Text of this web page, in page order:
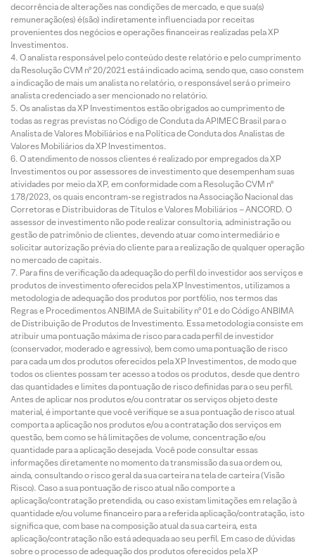
decorrência de alterações nas condições de mercado, e que sua(s)
remuneração(es) é(são) indiretamente influenciada por receitas
provenientes dos negócios e operações financeiras realizadas pela XP
Investimentos.
O analista responsável pelo conteúdo deste relatório e pelo cumprimento
da Resolução CVM nº 20/2021 está indicado acima, sendo que, caso constem
a indicação de mais um analista no relatório, o responsável será o primeiro
analista credenciado a ser mencionado no relatório.
Os analistas da XP Investimentos estão obrigados ao cumprimento de
todas as regras previstas no Código de Conduta da APIMEC Brasil para o
Analista de Valores Mobiliários e na Política de Conduta dos Analistas de
Valores Mobiliários da XP Investimentos.
O atendimento de nossos clientes é realizado por empregados da XP
Investimentos ou por assessores de investimento que desempenham suas
atividades por meio da XP, em conformidade com a Resolução CVM nº
178/2023, os quais encontram-se registrados na Associação Nacional das
Corretoras e Distribuidoras de Títulos e Valores Mobiliários – ANCORD. O
assessor de investimento não pode realizar consultoria, administração ou
gestão de patrimônio de clientes, devendo atuar como intermediário e
solicitar autorização prévia do cliente para a realização de qualquer operação
no mercado de capitais.
Para fins de verificação da adequação do perfil do investidor aos serviços e
produtos de investimento oferecidos pela XP Investimentos, utilizamos a
metodologia de adequação dos produtos por portfólio, nos termos das
Regras e Procedimentos ANBIMA de Suitability nº 01 e do Código ANBIMA
de Distribuição de Produtos de Investimento. Essa metodologia consiste em
atribuir uma pontuação máxima de risco para cada perfil de investidor
(conservador, moderado e agressivo), bem como uma pontuação de risco
para cada um dos produtos oferecidos pela XP Investimentos, de modo que
todos os clientes possam ter acesso a todos os produtos, desde que dentro
das quantidades e limites da pontuação de risco definidas para o seu perfil.
Antes de aplicar nos produtos e/ou contratar os serviços objeto deste
material, é importante que você verifique se a sua pontuação de risco atual
comporta a aplicação nos produtos e/ou a contratação dos serviços em
questão, bem como se há limitações de volume, concentração e/ou
quantidade para a aplicação desejada. Você pode consultar essas
informações diretamente no momento da transmissão da sua ordem ou,
ainda, consultando o risco geral da sua carteira na tela de carteira (Visão
Risco). Caso a sua pontuação de risco atual não comporte a
aplicação/contratação pretendida, ou caso existam limitações em relação à
quantidade e/ou volume financeiro para a referida aplicação/contratação, isto
significa que, com base na composição atual da sua carteira, esta
aplicação/contratação não está adequada ao seu perfil. Em caso de dúvidas
sobre o processo de adequação dos produtos oferecidos pela XP